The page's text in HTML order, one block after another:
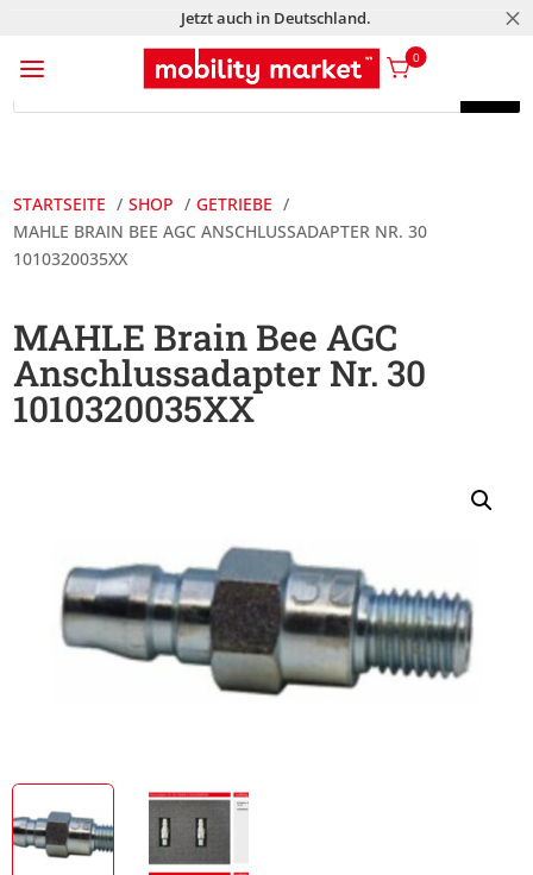
Jetzt auch in Deutschland. M
a 0
Products
Products
STARTSEITE SHOP
GETRIEBE
MAHLE BRAIN BEE AGC ANSCHLUSSADAPTER NR. 30
1010320035XX
MAHLE Brain Bee AGC
Anschlussadapter Nr. 30
1010320035XX